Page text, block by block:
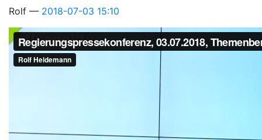
Rolf 2018-07-03 15:10